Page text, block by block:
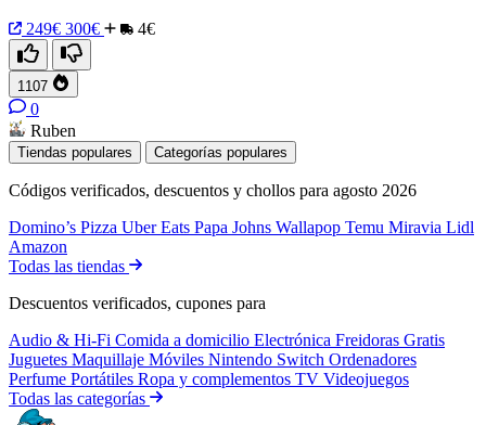
249€ 300€ 4€
1107
0
Ruben
Tiendas populares Categorías populares
Códigos verificados, descuentos y chollos para agosto 2026
Domino’s Pizza Uber Eats Papa Johns Wallapop Temu Miravia Lidl
Amazon
Todas las tiendas
Descuentos verificados, cupones para
Audio & Hi-Fi Comida a domicilio Electrónica Freidoras Gratis
Juguetes Maquillaje Móviles Nintendo Switch Ordenadores
Perfume Portátiles Ropa y complementos TV Videojuegos
Todas las categorías